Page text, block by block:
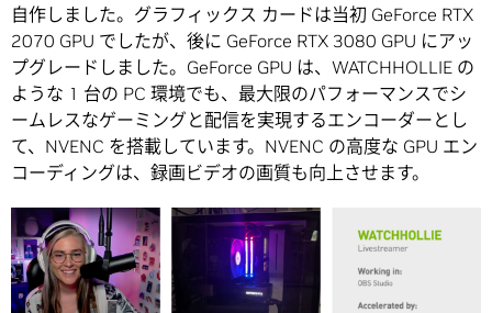
自作しました。グラフィックス カードは当初 GeForce RTX
2070 GPU でしたが、後に GeForce RTX 3080 GPU にアッ
プグレードしました。GeForce GPU は、WATCHHOLLIE の
ような 1 台の PC 環境でも、最大限のパフォーマンスでシ
ームレスなゲーミングと配信を実現するエンコーダーとし
て、NVENC を搭載しています。NVENC の高度な GPU エン
コーディングは、録画ビデオの画質も向上させます。